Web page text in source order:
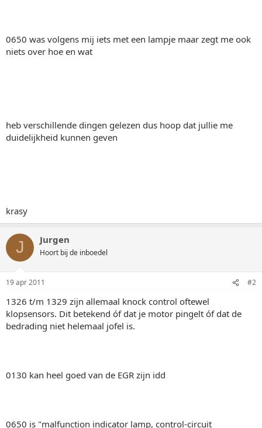
0650 was volgens mij iets met een lampje maar zegt me ook
niets over hoe en wat
heb verschillende dingen gelezen dus hoop dat jullie me
duidelijkheid kunnen geven
krasy
J Jurgen
Hoort bij de inboedel
19 apr 2011 #2
1326 t/m 1329 zijn allemaal knock control oftewel
klopsensors. Dit betekend óf dat je motor pingelt óf dat de
bedrading niet helemaal jofel is.
0130 kan heel goed van de EGR zijn idd
0650 is "malfunction indicator lamp, control-circuit